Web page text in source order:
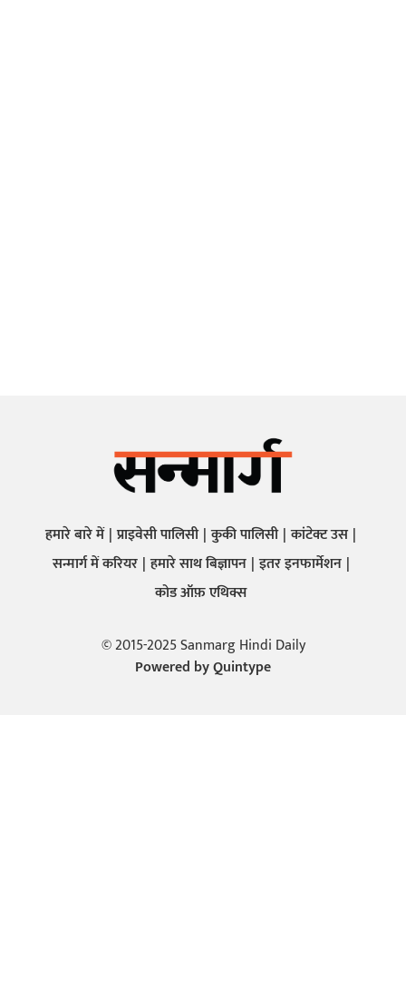
हमारे बारे में प्राइवेसी पालिसी कुकी पालिसी कांटेक्ट उस
सन्मार्ग में करियर हमारे साथ बिज्ञापन इतर इनफार्मेशन
कोड ऑफ़ एथिक्स
© 2015-2025 Sanmarg Hindi Daily
Powered byQuintype